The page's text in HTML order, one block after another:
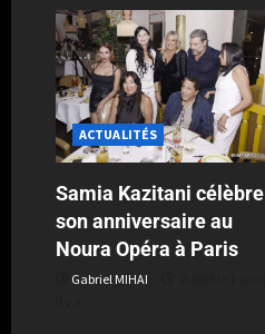
ACTUALITÉS
Samia Kazitani célèbre
son anniversaire au
Noura Opéra à Paris
Gabriel MIHAI